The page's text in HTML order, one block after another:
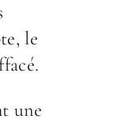
le
une